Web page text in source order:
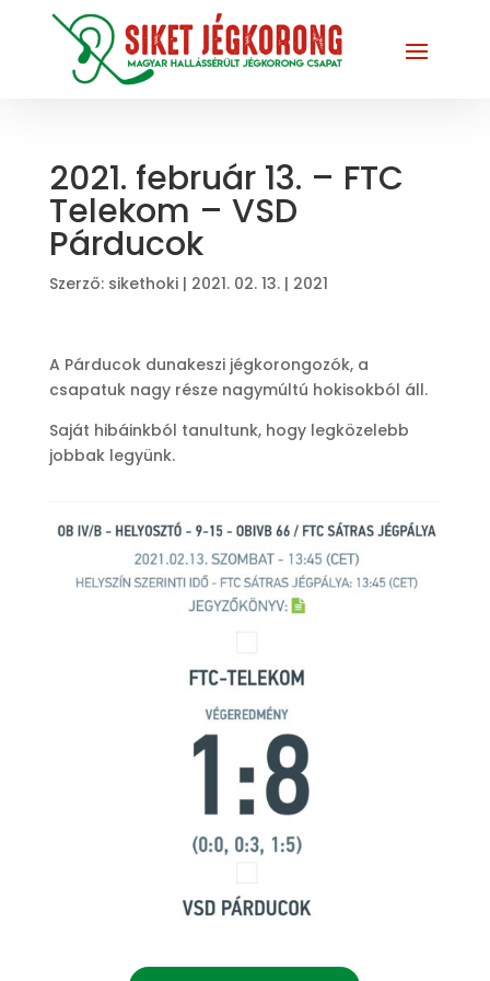
2021. február 13. – FTC
Telekom – VSD
Párducok
Szerző: sikethoki| 2021. 02. 13.| 2021
A Párducok dunakeszi jégkorongozók, a
csapatuk nagy része nagymúltú hokisokból áll.
Saját hibáinkból tanultunk, hogy legközelebb
jobbak legyünk.